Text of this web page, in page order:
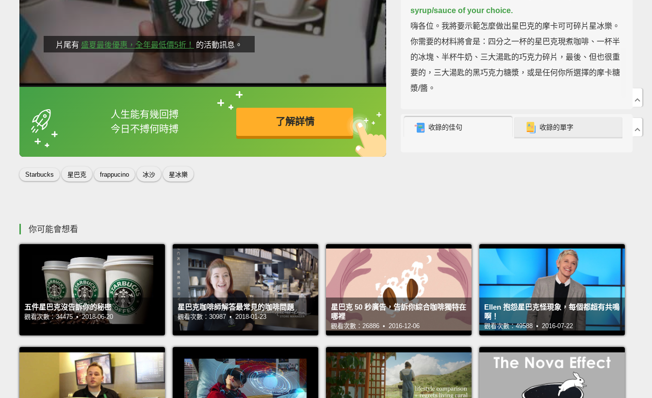
片尾有 盛夏最後優惠，全年最低價5折！ 的活動訊息。
人生能有幾回搏
今日不搏何時搏
了解詳情
框選或點兩下字幕可以直接查字典喔！
英
Starbucks 星巴克 frappucino 冰沙 星冰樂
syrup/sauce of your choice.
嗨各位。我將要示範怎麼做出星巴克的摩卡可可碎片星冰樂。
你需要的材料將會是：四分之一杯的星巴克現煮咖啡、一杯半
的冰塊、半杯牛奶、三大湯匙的巧克力碎片，最後、但也很重
要的，三大湯匙的黑巧克力糖漿，或是任何你所選擇的摩卡糖
漿/醬。
three tablespoons of chocolate chips. Add three
chocolate syrup, count out three Mississippi.
不用湯匙最好的方法基本上是數秒(註一)。所以三盎司的巧克
力糖漿，三大湯匙的巧克力糖漿，數出三秒鐘。
So...one Mississippi, two Mississippi, three.
所以...一秒鐘、兩秒鐘、三。
blend until you can't hear that ice being crushed
anymore, which takes about thirty seconds to forty-five
seconds, depending on what kind of blender you have.
收錄的佳句 收錄的單字
你可能會想看
五件星巴克沒告訴你的秘密
觀看次數：34475 • 2018-06-20
星巴克咖啡師解答最常見的咖啡問題
觀看次數：30987 • 2018-01-23
星巴克 50 秒廣告，告訴你綜合咖啡獨特在
哪裡
觀看次數：26886 • 2016-12-06
Ellen 抱怨星巴克怪現象，每個都超有共鳴
啊！
觀看次數：49588 • 2016-07-22